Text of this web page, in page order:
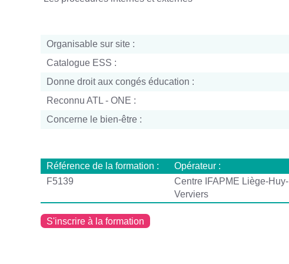
Organisable sur site :
Catalogue ESS :
Donne droit aux congés éducation :
Reconnu ATL - ONE :
Concerne le bien-être :
Référence de la formation :
F5139
Opérateur :
Centre IFAPME Liège-Huy-
Verviers
S'inscrire à la formation